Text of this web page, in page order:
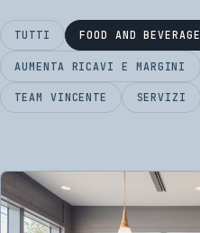
TUTTI FOOD AND BEVERAGE
AUMENTA RICAVI E MARGINI
TEAM VINCENTE SERVIZI